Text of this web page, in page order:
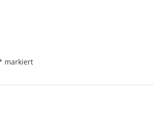
markiert